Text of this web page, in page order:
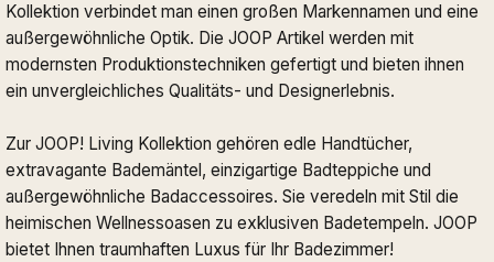
Kollektion verbindet man einen großen Markennamen und eine
außergewöhnliche Optik. Die JOOP Artikel werden mit
modernsten Produktionstechniken gefertigt und bieten ihnen
ein unvergleichliches Qualitäts- und Designerlebnis.
Zur JOOP! Living Kollektion gehören edle Handtücher,
extravagante Bademäntel, einzigartige Badteppiche und
außergewöhnliche Badaccessoires. Sie veredeln mit Stil die
heimischen Wellnessoasen zu exklusiven Badetempeln. JOOP
bietet Ihnen traumhaften Luxus für Ihr Badezimmer!